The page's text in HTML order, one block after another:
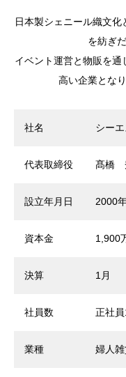
⽇本製シェニール織⽂
を紡ぎ
イベント運営と物販を
⾼い企業とな
社名 シー
代表取締役 髙橋
設⽴年⽉⽇ 2000
資本⾦ 1,900
決算 1⽉
社員数 正社
業種 婦⼈